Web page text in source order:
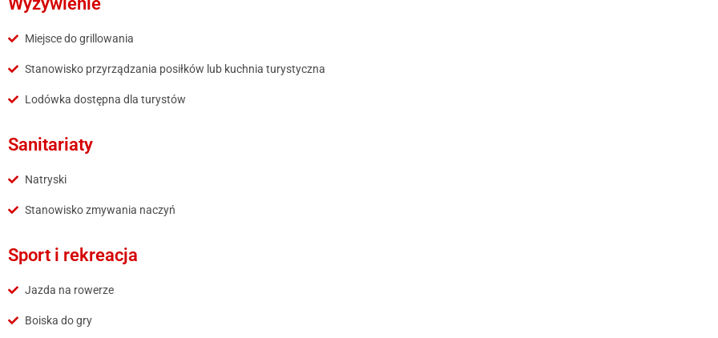
Miejsce do grillowania
Stanowisko przyrządzania posiłków lub kuchnia turystyczna
Lodówka dostępna dla turystów
Sanitariaty
Natryski
Stanowisko zmywania naczyń
Sport i rekreacja
Jazda na rowerze
Boiska do gry